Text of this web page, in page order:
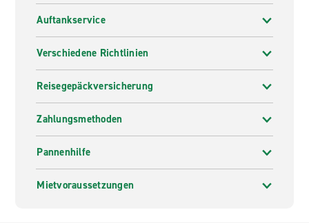
Auftankservice
Verschiedene Richtlinien
Reisegepäckversicherung
Zahlungsmethoden
Pannenhilfe
Mietvoraussetzungen